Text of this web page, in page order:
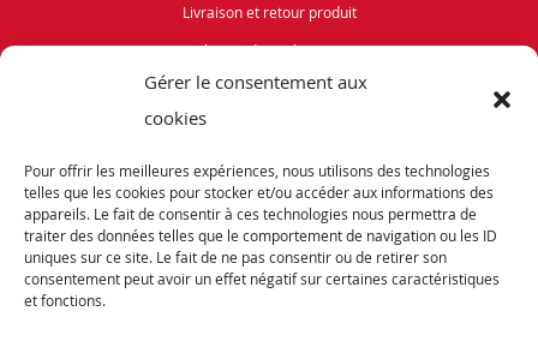
Gérer le consentement aux
cookies
Pour offrir les meilleures expériences, nous utilisons des technologies
telles que les cookies pour stocker et/ou accéder aux informations des
appareils. Le fait de consentir à ces technologies nous permettra de
traiter des données telles que le comportement de navigation ou les ID
uniques sur ce site. Le fait de ne pas consentir ou de retirer son
consentement peut avoir un effet négatif sur certaines caractéristiques
et fonctions.
Livraison et retour produit
Politique de cookies (UE)
Occasions
ABONNEZ-VOUS
Recevez notre newsletter et tenez vous informés de nos dernières offres et